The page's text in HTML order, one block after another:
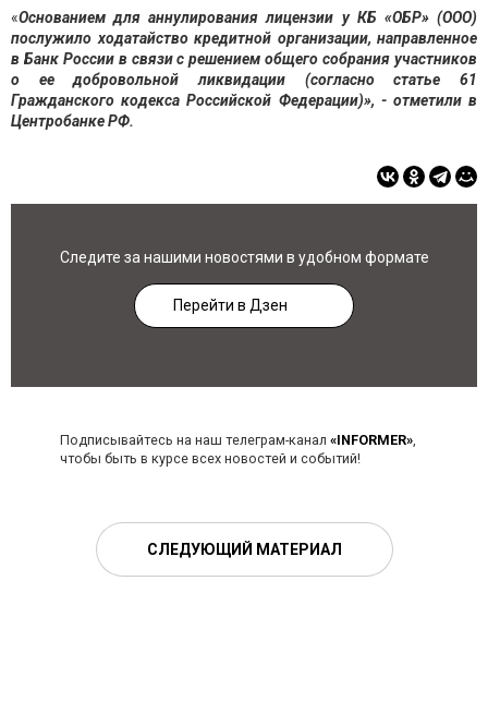
«Основанием для аннулирования лицензии у КБ «ОБР» (ООО)
послужило ходатайство кредитной организации, направленное
в Банк России в связи с решением общего собрания участников
о ее добровольной ликвидации (согласно статье 61
Гражданского кодекса Российской Федерации)», - отметили в
Центробанке РФ.
Следите за нашими новостями в удобном формате
Перейти в Дзен
Подписывайтесь на наш телеграм-канал «INFORMER»,
чтобы быть в курсе всех новостей и событий!
СЛЕДУЮЩИЙ МАТЕРИАЛ